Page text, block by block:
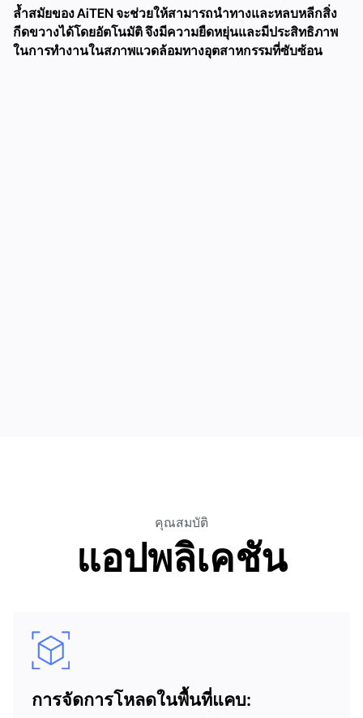
ล้ำสมัยของ AiTEN จะช่วยให้สามารถนำทางและหลบหลีกสิ่ง
กีดขวางได้โดยอัตโนมัติ จึงมีความยืดหยุ่นและมีประสิทธิภาพ
ในการทำงานในสภาพแวดล้อมทางอุตสาหกรรมที่ซับซ้อน
คุณสมบัติ
แอปพลิเคชัน
การจัดการโหลดในพื้นที่แคบ: